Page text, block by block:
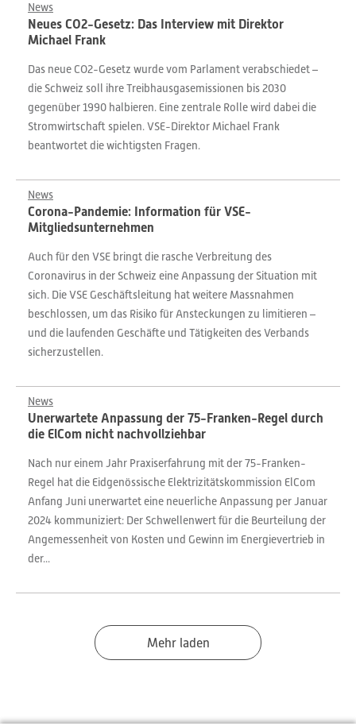
News
Neues CO2-Gesetz: Das Interview mit Direktor
Michael Frank
Das neue CO2-Gesetz wurde vom Parlament verabschiedet –
die Schweiz soll ihre Treibhausgasemissionen bis 2030
gegenüber 1990 halbieren. Eine zentrale Rolle wird dabei die
Stromwirtschaft spielen. VSE-Direktor Michael Frank
beantwortet die wichtigsten Fragen.
News
Corona-Pandemie: Information für VSE-
Mitgliedsunternehmen
Auch für den VSE bringt die rasche Verbreitung des
Coronavirus in der Schweiz eine Anpassung der Situation mit
sich. Die VSE Geschäftsleitung hat weitere Massnahmen
beschlossen, um das Risiko für Ansteckungen zu limitieren –
und die laufenden Geschäfte und Tätigkeiten des Verbands
sicherzustellen.
News
Unerwartete Anpassung der 75-Franken-Regel durch
die ElCom nicht nachvollziehbar
Nach nur einem Jahr Praxiserfahrung mit der 75-Franken-
Regel hat die Eidgenössische Elektrizitätskommission ElCom
Anfang Juni unerwartet eine neuerliche Anpassung per Januar
2024 kommuniziert: Der Schwellenwert für die Beurteilung der
Angemessenheit von Kosten und Gewinn im Energievertrieb in
der...
Mehr laden